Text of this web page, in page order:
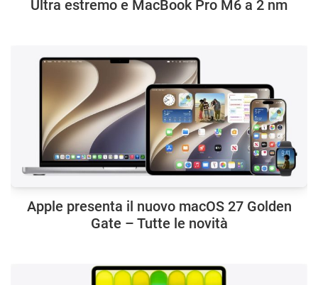
Ultra estremo e MacBook Pro M6 a 2 nm
Apple presenta il nuovo macOS 27 Golden
Gate – Tutte le novità